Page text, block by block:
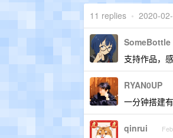
11 replies • 2020-
SomeBottle
支持作品，
RYAN0UP
一分钟搭建
qinrui